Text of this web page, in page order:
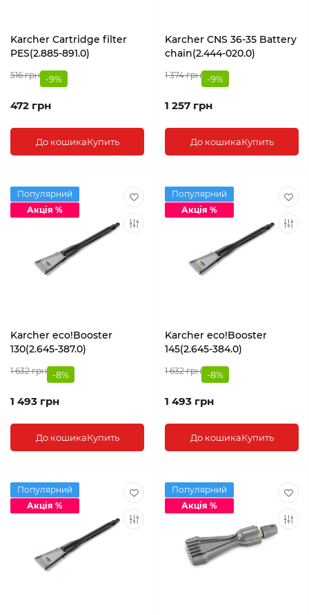
Karcher Cartridge filter
PES(2.885-891.0)
516 грн -9%
472 грн
До кошикаКупить
Karcher CNS 36-35 Battery
chain(2.444-020.0)
1 374 грн -9%
1 257 грн
До кошикаКупить
Популярний
Акція %
Karcher eco!Booster
130(2.645-387.0)
1 632 грн -8%
1 493 грн
До кошикаКупить
Популярний
Акція %
Karcher eco!Booster
145(2.645-384.0)
1 632 грн -8%
1 493 грн
До кошикаКупить
Популярний
Акція %
Популярний
Акція %